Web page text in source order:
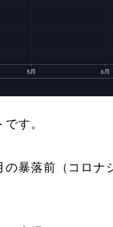
す。
暴落前（コロナ